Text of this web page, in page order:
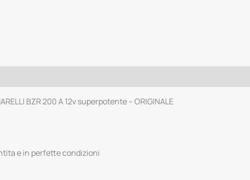
BZR 200 A 12v superpotente – ORIGINALE
e in perfette condizioni